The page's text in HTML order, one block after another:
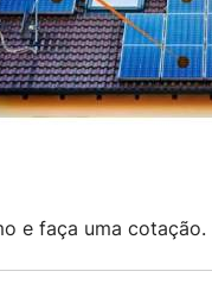
e faça uma cotação.